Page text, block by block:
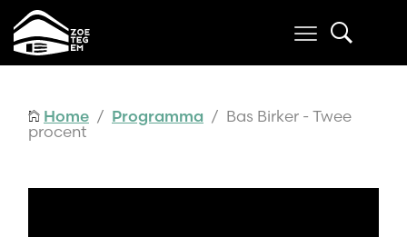
Home / Programma / Bas Birker - Twee
procent